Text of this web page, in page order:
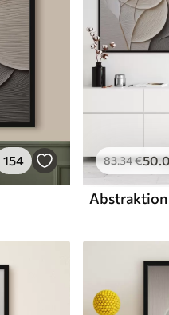
154 83.34€50
Abstraktion